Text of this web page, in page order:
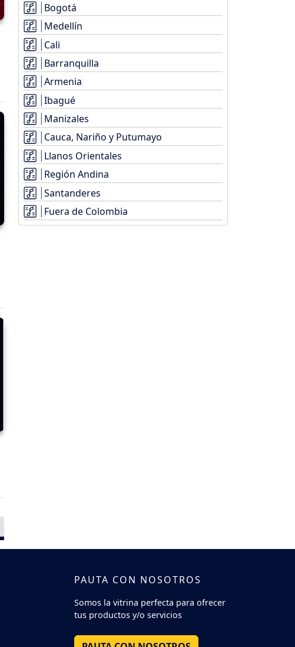
Bogotá
Medellín
Cali
Barranquilla
Armenia
Ibagué
Manizales
Cauca, Nariño y Putumayo
Llanos Orientales
Región Andina
Santanderes
Fuera de Colombia
PAUTA CON NOSOTROS
Somos la vitrina perfecta para ofrecer
tus productos y/o servicios